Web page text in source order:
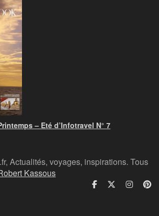
– Eté d’Infotravel N° 7
Actualités, voyages, inspirations. Tous
Kassous